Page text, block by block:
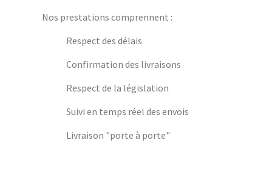
Nos prestations comprennent :
Respect des délais
Confirmation des livraisons
Respect de la législation
Suivi en temps réel des envois
Livraison "porte à porte"